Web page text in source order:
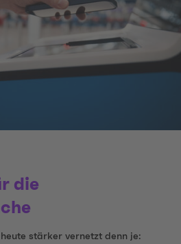
die
stärker vernetzt denn je: